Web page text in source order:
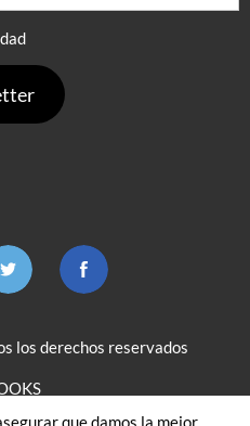
los derechos reservados
que damos la mejor